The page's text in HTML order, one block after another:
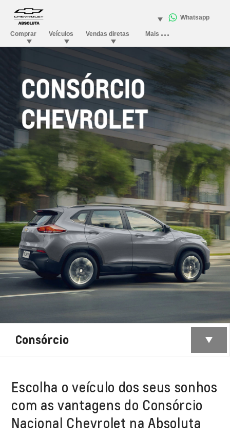
Consórcio
Escolha o veículo dos seus sonhos
com as vantagens do Consórcio
Nacional Chevrolet na Absoluta